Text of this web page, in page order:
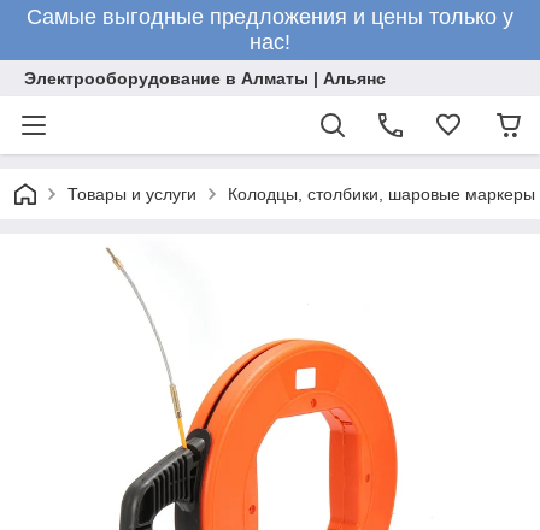
Самые выгодные предложения и цены только у
нас!
Электрооборудование в Алматы | Альянс
Товары и услуги Колодцы, столбики, шаровые маркеры